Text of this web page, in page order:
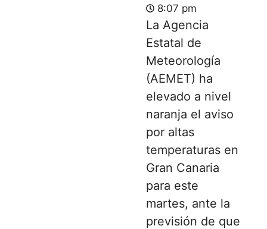
8:07 pm
La Agencia
Estatal de
Meteorología
(AEMET) ha
elevado a nivel
naranja el aviso
por altas
temperaturas en
Gran Canaria
para este
martes, ante la
previsión de que